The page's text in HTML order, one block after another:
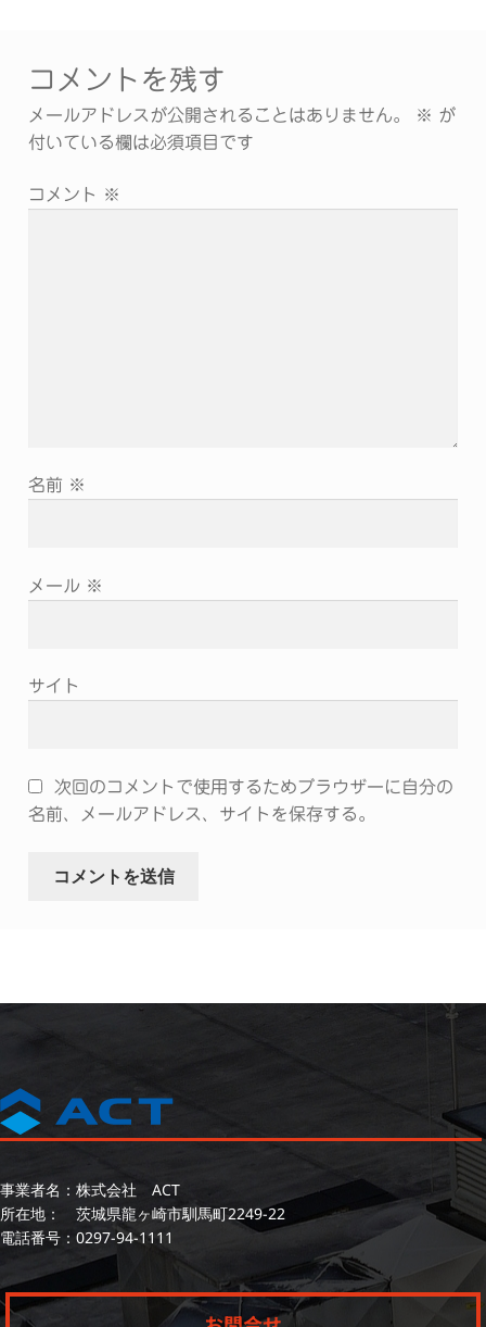
コメントを残す
メールアドレスが公開されることはありません。 ※ が
付いている欄は必須項目です
コメント ※
名前 ※
メール ※
サイト
次回のコメントで使用するためブラウザーに自分の
名前、メールアドレス、サイトを保存する。
事業者名：株式会社 ACT
所在地： 茨城県龍ヶ崎市馴馬町2249-22
電話番号： 0297-94-1111